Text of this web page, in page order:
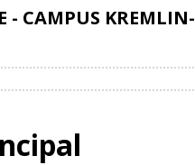
- CAMPUS KREMLIN-